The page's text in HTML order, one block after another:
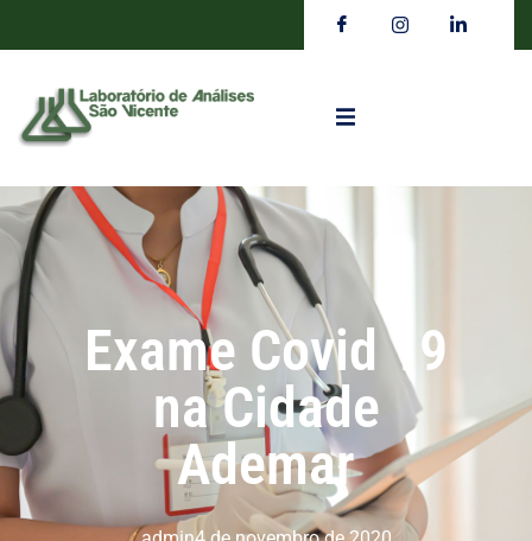
Exame Covid 19
na Cidade
Ademar